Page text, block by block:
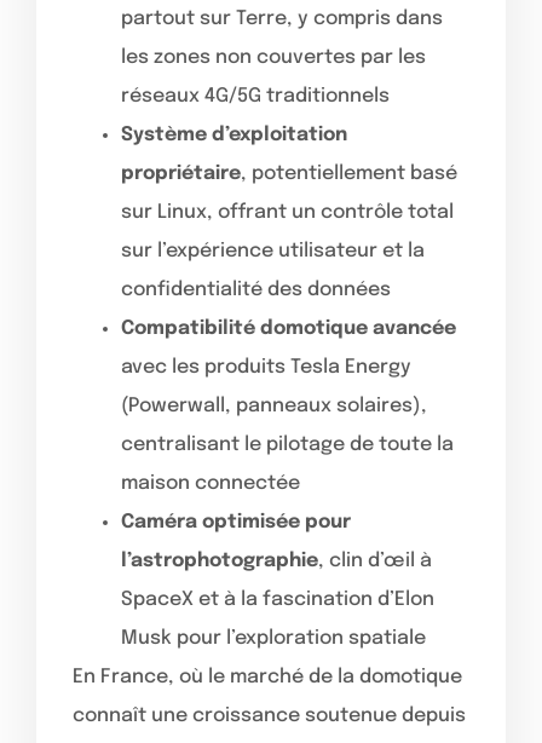
partout sur Terre, y compris dans
les zones non couvertes par les
réseaux 4G/5G traditionnels
Système d’exploitation
propriétaire, potentiellement basé
sur Linux, offrant un contrôle total
sur l’expérience utilisateur et la
confidentialité des données
Compatibilité domotique avancée
avec les produits Tesla Energy
(Powerwall, panneaux solaires),
centralisant le pilotage de toute la
maison connectée
Caméra optimisée pour
l’astrophotographie, clin d’œil à
SpaceX et à la fascination d’Elon
Musk pour l’exploration spatiale
En France, où le marché de la domotique
connaît une croissance soutenue depuis